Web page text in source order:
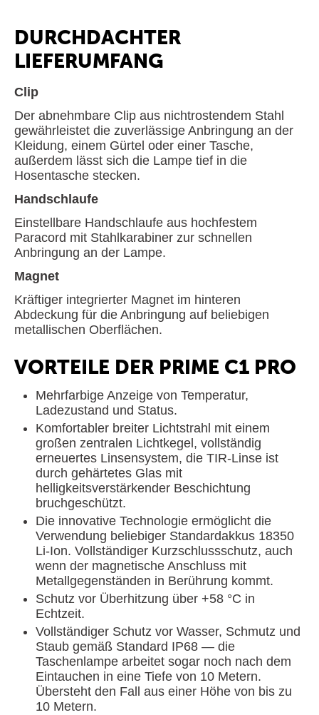
DURCHDACHTER
LIEFERUMFANG
Clip
Der abnehmbare Clip aus nichtrostendem Stahl
gewährleistet die zuverlässige Anbringung an der
Kleidung, einem Gürtel oder einer Tasche,
außerdem lässt sich die Lampe tief in die
Hosentasche stecken.
Handschlaufe
Einstellbare Handschlaufe aus hochfestem
Paracord mit Stahlkarabiner zur schnellen
Anbringung an der Lampe.
Magnet
Kräftiger integrierter Magnet im hinteren
Abdeckung für die Anbringung auf beliebigen
metallischen Oberflächen.
VORTEILE DER PRIME C1 PRO
Mehrfarbige Anzeige von Temperatur,
Ladezustand und Status.
Komfortabler breiter Lichtstrahl mit einem
großen zentralen Lichtkegel, vollständig
erneuertes Linsensystem, die TIR-Linse ist
durch gehärtetes Glas mit
helligkeitsverstärkender Beschichtung
bruchgeschützt.
Die innovative Technologie ermöglicht die
Verwendung beliebiger Standardakkus 18350
Li-Ion. Vollständiger Kurzschlussschutz, auch
wenn der magnetische Anschluss mit
Metallgegenständen in Berührung kommt.
Schutz vor Überhitzung über +58 °C in
Echtzeit.
Vollständiger Schutz vor Wasser, Schmutz und
Staub gemäß Standard IP68 — die
Taschenlampe arbeitet sogar noch nach dem
Eintauchen in eine Tiefe von 10 Metern.
Übersteht den Fall aus einer Höhe von bis zu
10 Metern.